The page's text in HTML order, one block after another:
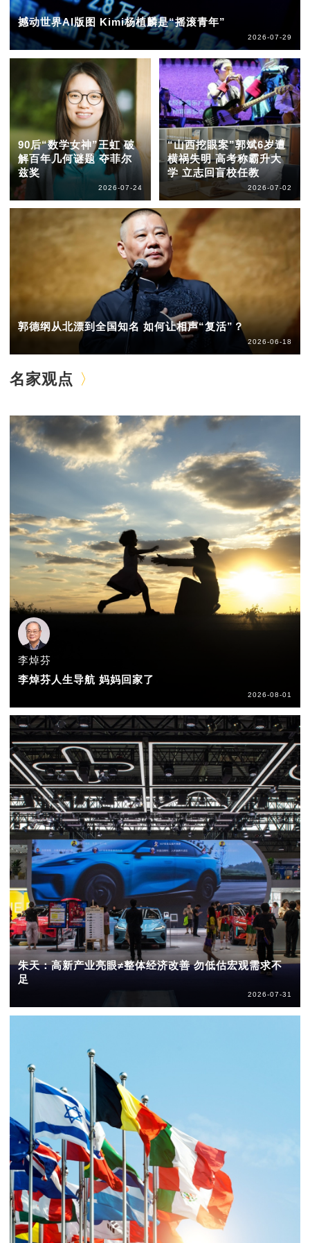
撼动世界AI版图 Kimi杨植麟是“摇滚青年”
2026-07-29
90后“数学女神”王虹 破
解百年几何谜题 夺菲尔
兹奖
2026-07-24
“山西挖眼案”郭斌6岁遭
横祸失明 高考称霸升大
学 立志回盲校任教
2026-07-02
郭德纲从北漂到全国知名 如何让相声“复活”？
2026-06-18
名家观点
李焯芬
李焯芬人生导航 妈妈回家了
2026-08-01
朱天：高新产业亮眼≠整体经济改善 勿低估宏观需求不
足
2026-07-31